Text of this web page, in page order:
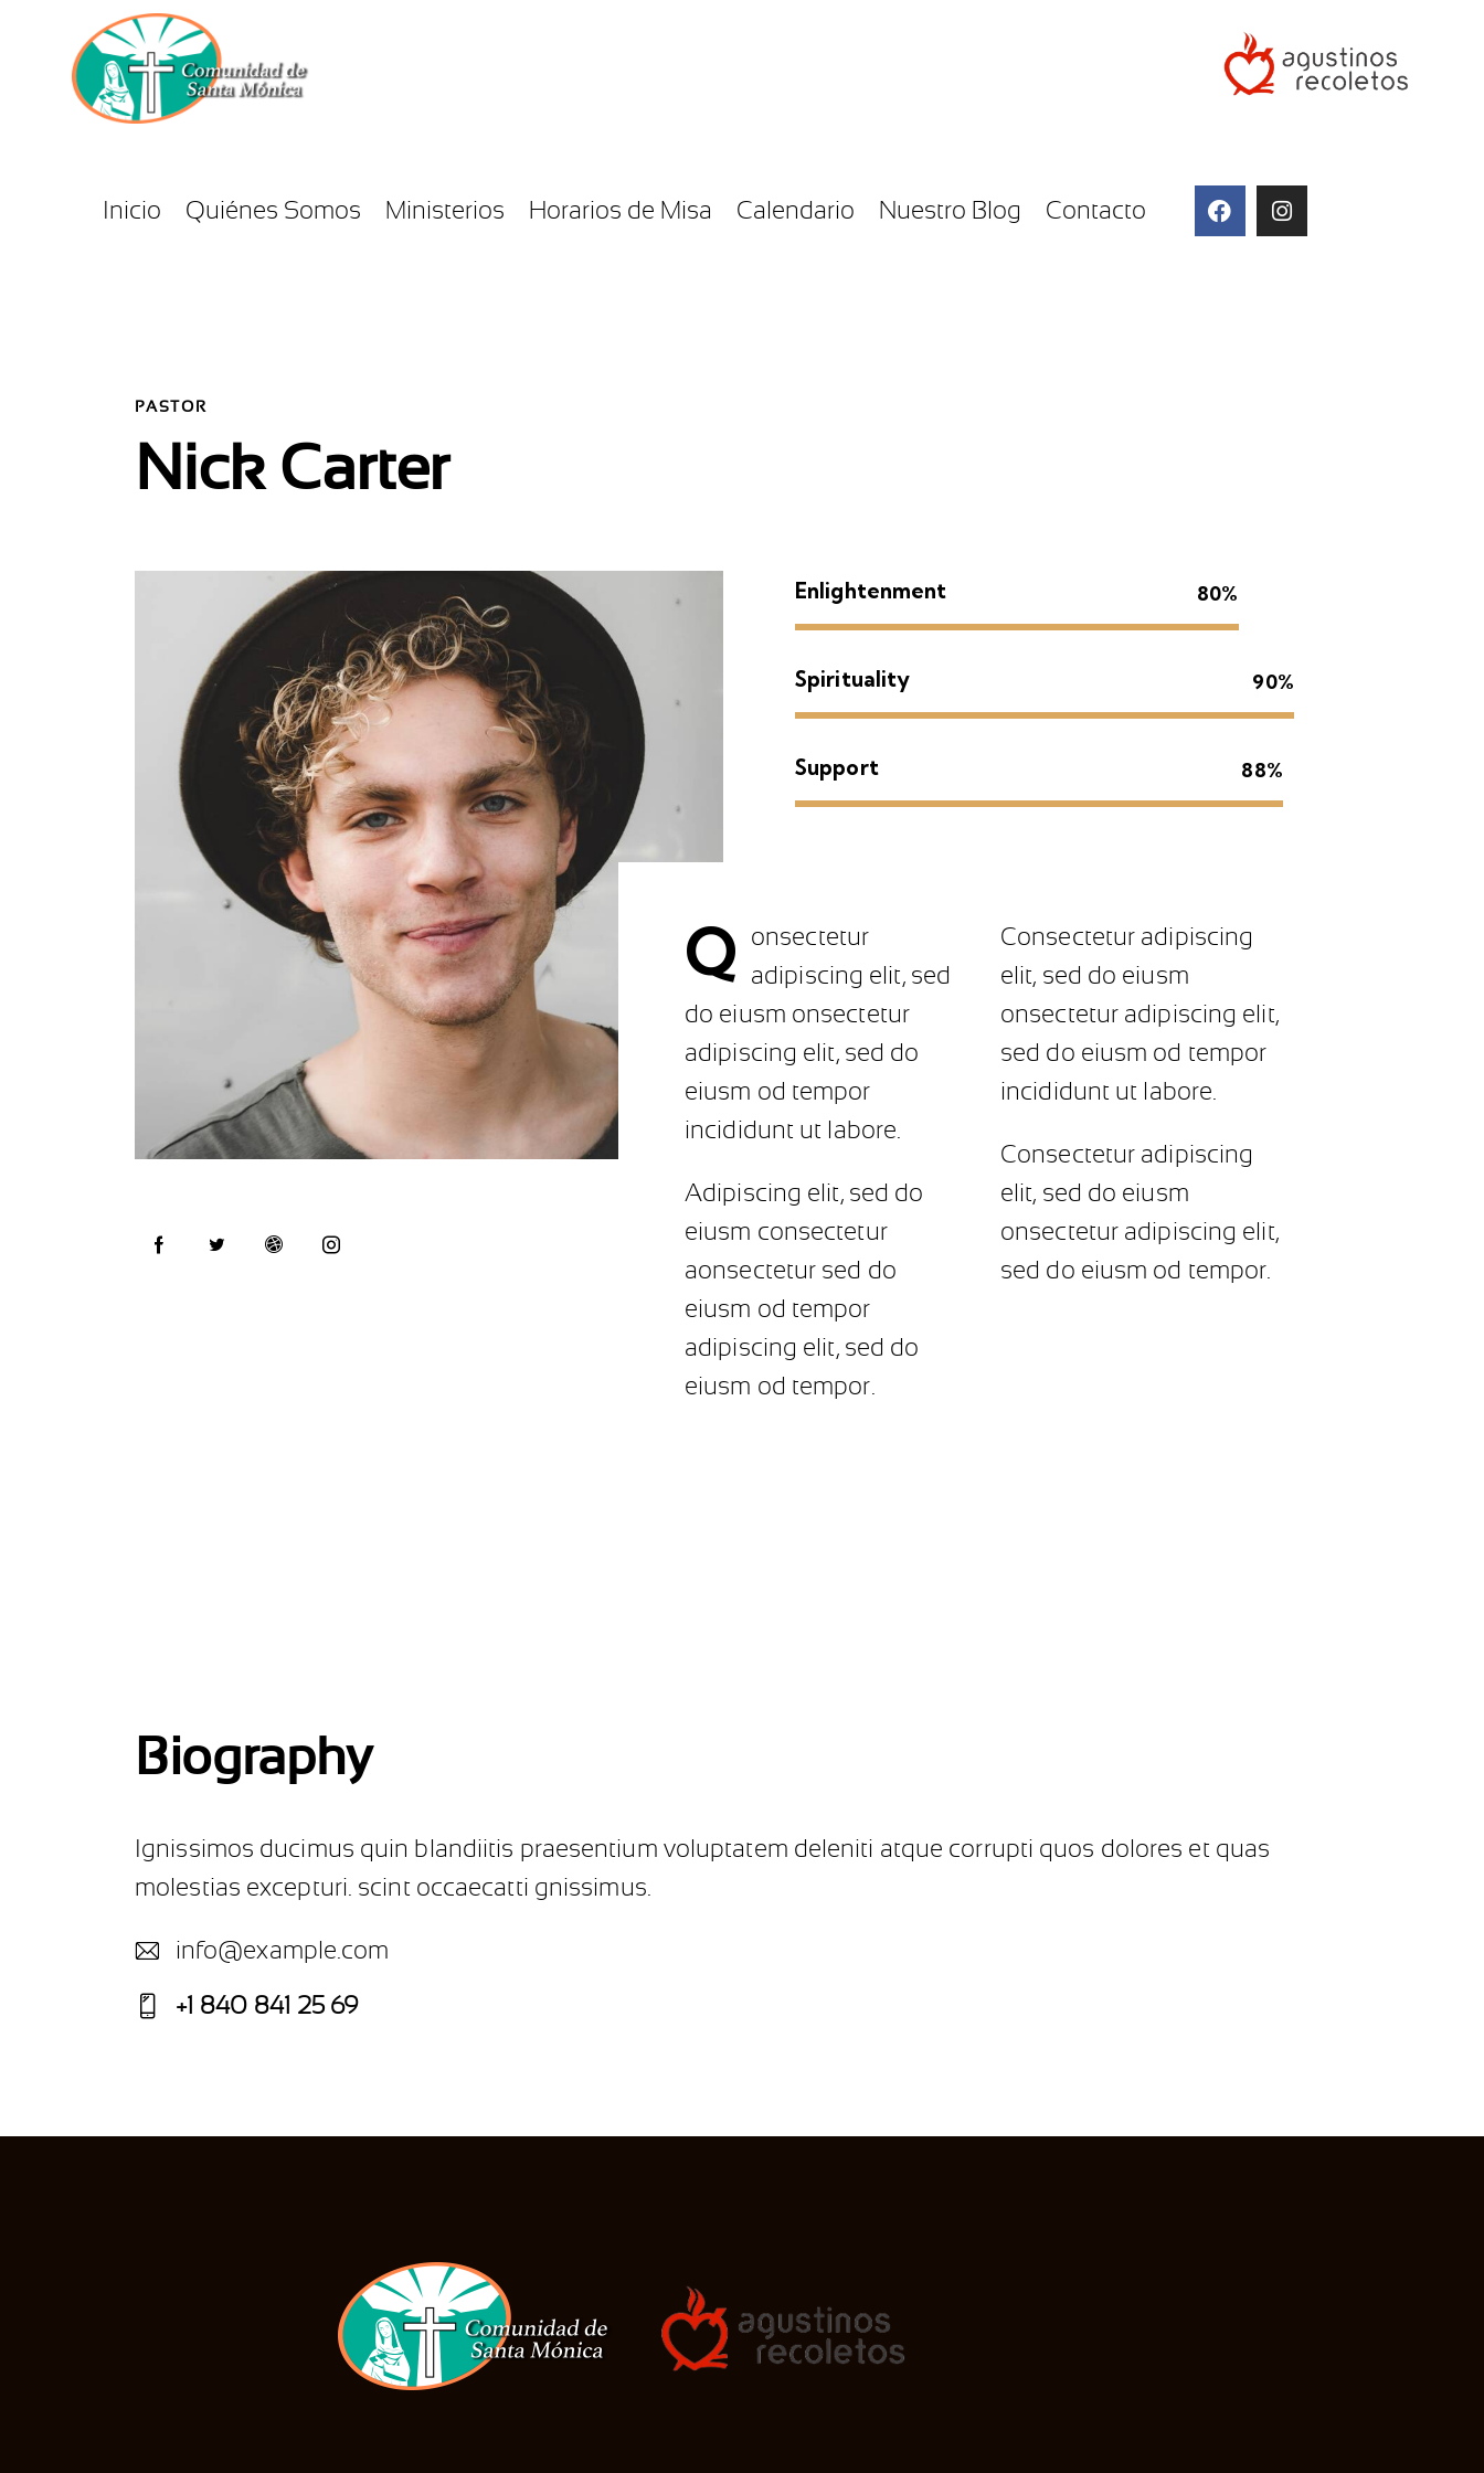
Inicio Quiénes Somos Ministerios Horarios de Misa Calendario Nuestro Blog Contacto
PASTOR
Nick Carter
Enlightenment 80%
Spirituality 90%
Support 88%
Q onsectetur
adipiscing elit, sed
do eiusm onsectetur
adipiscing elit, sed do
eiusm od tempor
incididunt ut labore.
Adipiscing elit, sed do
eiusm consectetur
aonsectetur sed do
eiusm od tempor
adipiscing elit, sed do
eiusm od tempor.
Consectetur adipiscing
elit, sed do eiusm
onsectetur adipiscing elit,
sed do eiusm od tempor
incididunt ut labore.
Consectetur adipiscing
elit, sed do eiusm
onsectetur adipiscing elit,
sed do eiusm od tempor.
Biography
Ignissimos ducimus quin blandiitis praesentium voluptatem deleniti atque corrupti quos dolores et quas
molestias excepturi. scint occaecatti gnissimus.
m
info@example.com
+1 840 841 25 69